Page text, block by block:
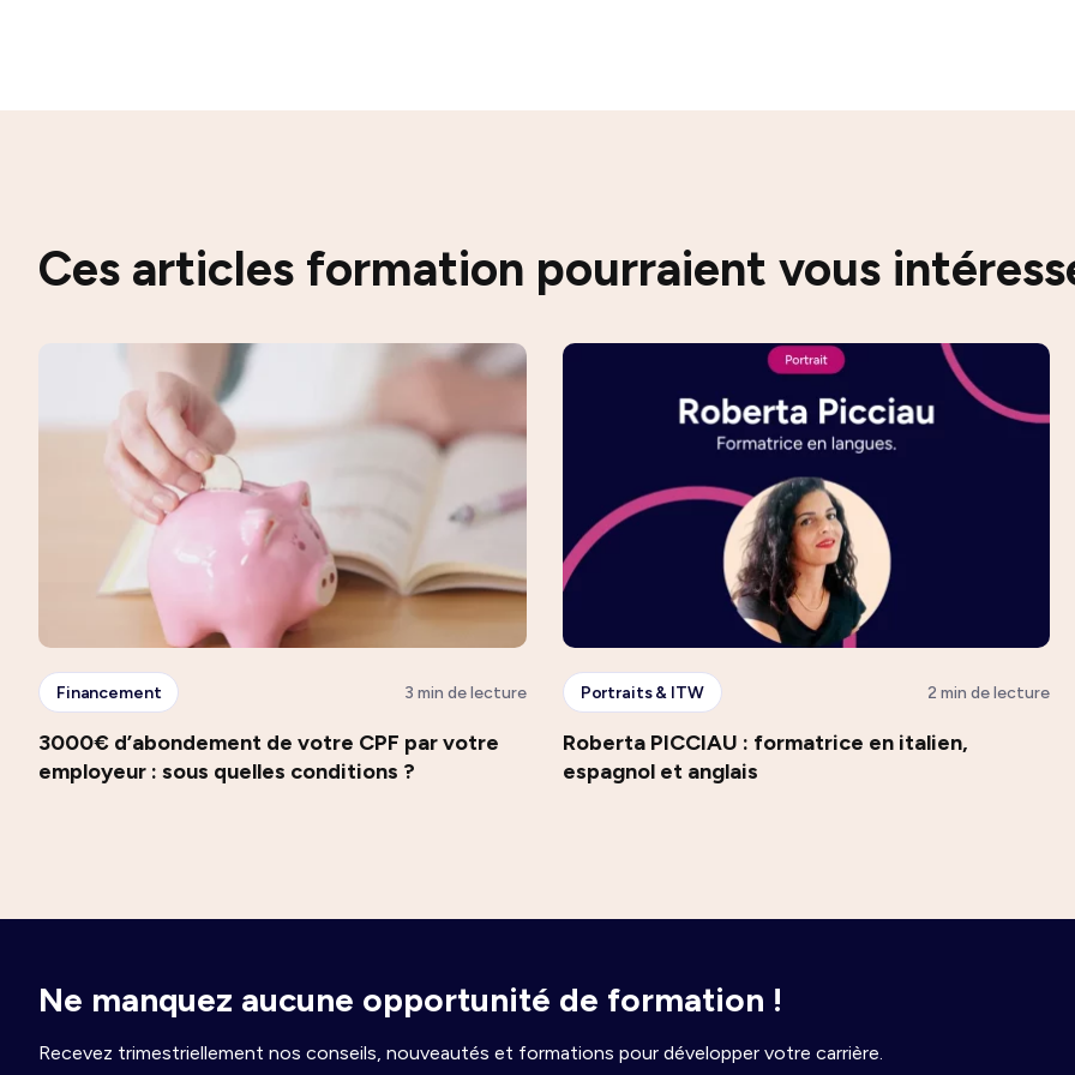
Ces articles formation pourraient vous
Financement 3 min de lecture
3000€ d’abondement de votre CPF par votre
employeur : sous quelles conditions ?
Portraits & ITW 2 min de lecture
Roberta PICCIAU : formatrice en italien,
espagnol et anglais
Ne manquez aucune opportunité de formation !
Recevez trimestriellement nos conseils, nouveautés et formations pour développer votre carrière.